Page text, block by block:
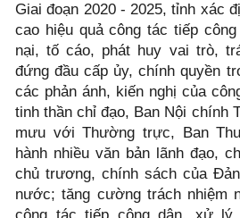
Giai đoạn 2020 - 2025, tỉnh xác
cao hiệu quả công tác tiếp
nại, tố cáo, phát huy vai trò,
đứng đầu cấp ủy, chính quyền
các phản ánh, kiến nghị của
tinh thần chỉ đạo, Ban Nội chính
mưu với Thường trực, Ban
hành nhiều văn bản lãnh đạo,
chủ trương, chính sách của
nước; tăng cường trách nhiệm